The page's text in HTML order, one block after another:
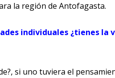
la región de Antofagasta.
individuales ¿tienes la
si uno tuviera el